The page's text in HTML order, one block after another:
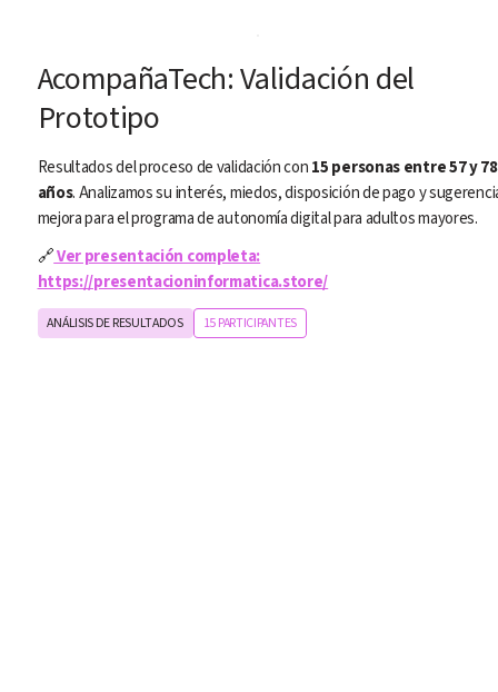
AcompañaTech: Validación del
Prototipo
Resultados del proceso de validación con 15 personas entre 57 y 78
años. Analizamos su interés, miedos, disposición de pago y
mejora para el programa de autonomía digital para adultos mayores.
🔗Ver presentación completa:
https://presentacioninformatica.store/
ANÁLISIS DE RESULTADOS 15 PARTICIPANTES